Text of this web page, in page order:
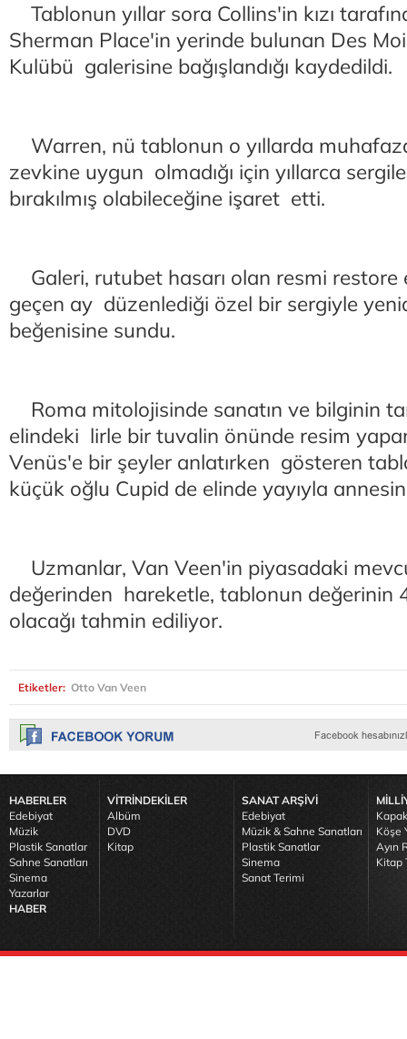
Tablonun yıllar sora Collins'in kızı
Sherman Place'in yerinde bulunan Des
Kulübü galerisine bağışlandığı kaydedildi.
Warren, nü tablonun o yıllarda
zevkine uygun olmadığı için yıllarca
bırakılmış olabileceğine işaret etti.
Galeri, rutubet hasarı olan resmi
geçen ay düzenlediği özel bir sergiyle
beğenisine sundu.
Roma mitolojisinde sanatın ve bilginin
elindeki lirle bir tuvalin önünde resim
Venüs'e bir şeyler anlatırken gösteren
küçük oğlu Cupid de elinde yayıyla
Uzmanlar, Van Veen'in piyasadaki
değerinden hareketle, tablonun değerinin
olacağı tahmin ediliyor.
Etiketler: Otto Van Veen
HABERLER
Edebiyat
Müzik
Plastik Sanatlar
Sahne Sanatları
Sinema
Yazarlar
HABER
VİTRİNDEKİLER
Albüm
DVD
Kitap
SANAT ARŞİVİ
Edebiyat
Müzik & Sahne Sanatları
Plastik Sanatlar
Sinema
Sanat Terimi
Köşe
Ayın
Kitap